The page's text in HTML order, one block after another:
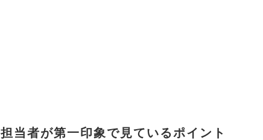
当者が第一印象で見ているポイント